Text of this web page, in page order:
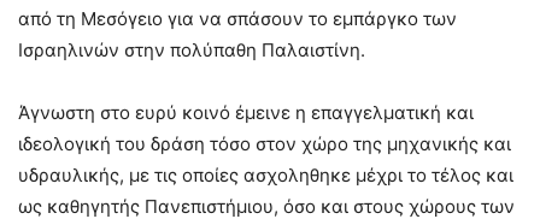
από τη Μεσόγειο για να σπάσουν το εμπάργκο των
Ισραηλινών στην πολύπαθη Παλαιστίνη.
Άγνωστη στο ευρύ κοινό έμεινε η επαγγελματική και
ιδεολογική του δράση τόσο στον χώρο της μηχανικής και
υδραυλικής, με τις οποίες ασχοληθηκε μέχρι το τέλος και
ως καθηγητής Πανεπιστήμιου, όσο και στους χώρους των